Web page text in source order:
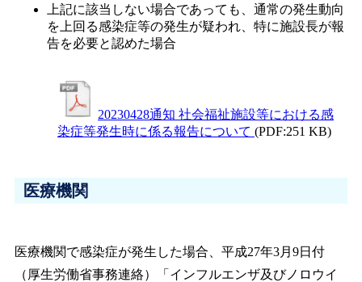
上記に該当しない場合であっても、通常の発生動向
を上回る感染症等の発生が疑われ、特に施設長が報
告を必要と認めた場合
20230428通知 社会福祉施設等における感
染症等発生時に係る報告について (PDF:251 KB)
医療機関
医療機関で感染症が発生した場合、平成27年3月9日付
（厚生労働省事務連絡）「インフルエンザ及びノロウイ